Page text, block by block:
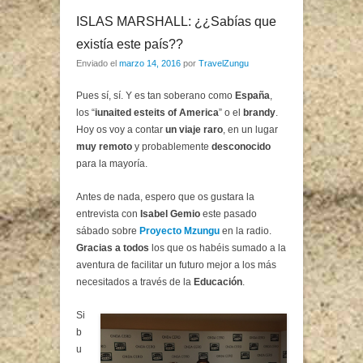
ISLAS MARSHALL: ¿¿Sabías que
existía este país??
Enviado el marzo 14, 2016 por TravelZungu
Pues sí, sí. Y es tan soberano como España
los “iunaited esteits of America” o el brandy
Hoy os voy a contar un viaje raro , en un lugar
muy remoto y probablemente desconocido
para la mayoría.
Antes de nada, espero que os gustara la
entrevista con Isabel Gemio este pasado
sábado sobre Proyecto Mzungu en la radio.
Gracias a todos los que os habéis sumado a la
aventura de facilitar un futuro mejor a los más
necesitados a través de la Educación
Si
b
u